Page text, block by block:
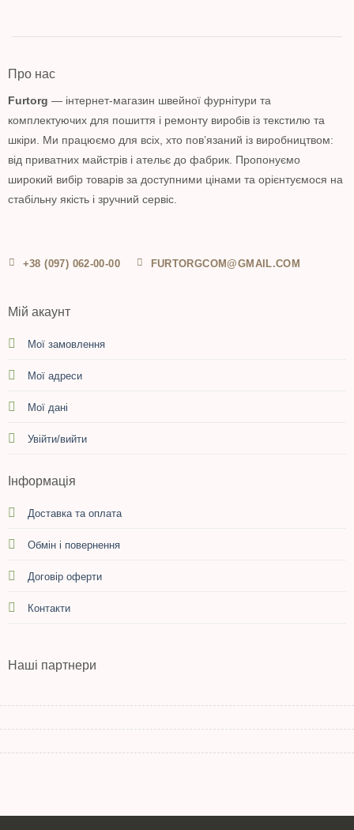
Про нас
Furtorg — інтернет-магазин швейної фурнітури та
комплектуючих для пошиття і ремонту виробів із текстилю та
шкіри. Ми працюємо для всіх, хто пов’язаний із виробництвом:
від приватних майстрів і ательє до фабрик. Пропонуємо
широкий вибір товарів за доступними цінами та орієнтуємося на
стабільну якість і зручний сервіс.
+38 (097) 062-00-00 FURTORGCOM@GMAIL.COM
Мій акаунт
Мої замовлення
Мої адреси
Мої дані
Увійти/вийти
Інформація
Доставка та оплата
Обмін і повернення
Договір оферти
Контакти
Наші партнери